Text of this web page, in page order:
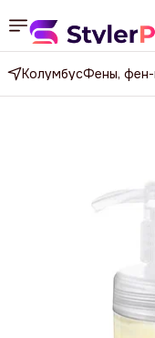
КолумбусФены, фен-